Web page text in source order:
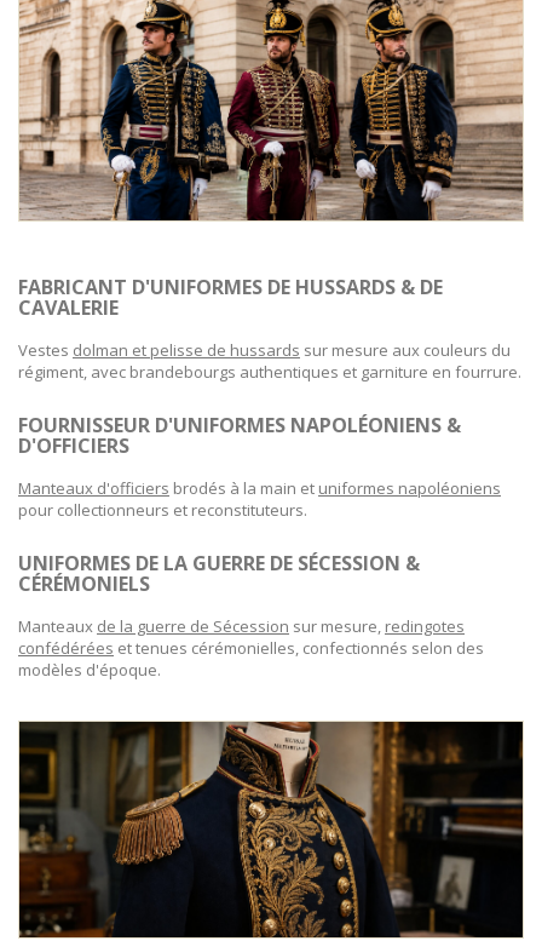
FABRICANT D'UNIFORMES DE HUSSARDS & DE
CAVALERIE
Vestes dolman et pelisse de hussards sur mesure aux couleurs du
régiment, avec brandebourgs authentiques et garniture en fourrure.
FOURNISSEUR D'UNIFORMES NAPOLÉONIENS &
D'OFFICIERS
Manteaux d'officiers brodés à la main et uniformes napoléoniens
pour collectionneurs et reconstituteurs.
UNIFORMES DE LA GUERRE DE SÉCESSION &
CÉRÉMONIELS
Manteaux de la guerre de Sécession sur mesure, redingotes
confédérées et tenues cérémonielles, confectionnés selon des
modèles d'époque.